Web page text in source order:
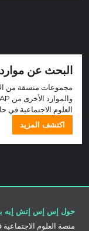
البحث عن موارد
مجموعات منسقة من
العلوم الاجتماعية في
اكتشف المزيد
حول إس إس إتش إيه
منصة العلوم